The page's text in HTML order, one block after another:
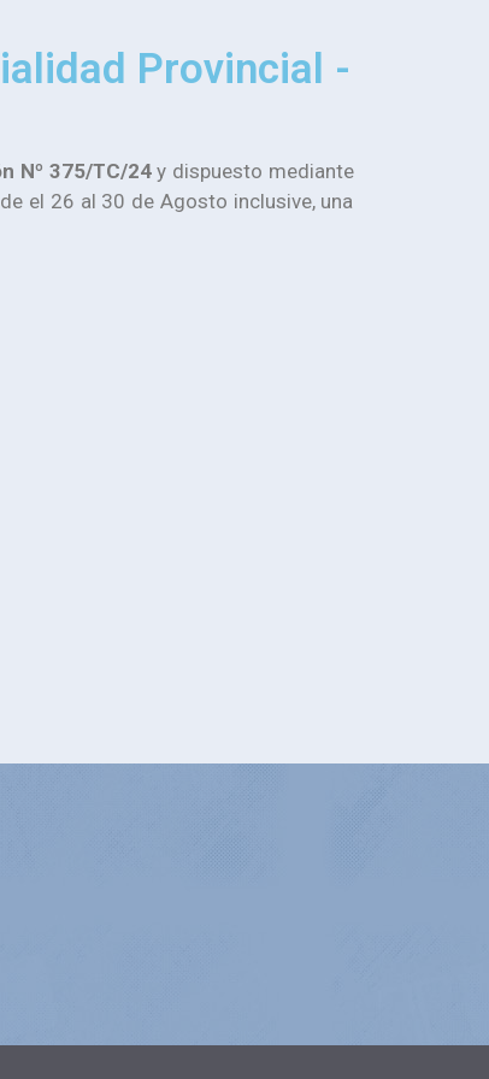
Provincial -
Nº 375/TC/24y dispuesto mediante
el 26 al 30 de Agosto inclusive, una